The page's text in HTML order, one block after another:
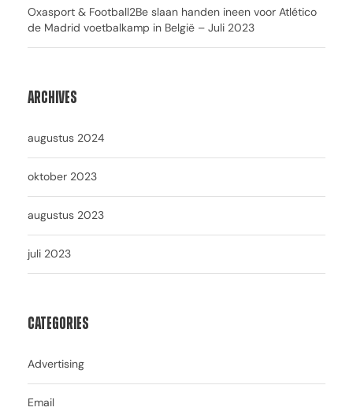
Oxasport & Football2Be slaan handen ineen voor Atlético
de Madrid voetbalkamp in België – Juli 2023
Archives
augustus 2024
oktober 2023
augustus 2023
juli 2023
Categories
Advertising
Email